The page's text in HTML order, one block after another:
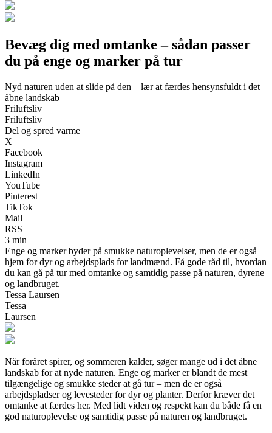
Bevæg dig med omtanke – sådan passer
du på enge og marker på tur
Nyd naturen uden at slide på den – lær at færdes hensynsfuldt i det
åbne landskab
Friluftsliv
Friluftsliv
Del og spred varme
X
Facebook
Instagram
LinkedIn
YouTube
Pinterest
TikTok
Mail
RSS
3 min
Enge og marker byder på smukke naturoplevelser, men de er også
hjem for dyr og arbejdsplads for landmænd. Få gode råd til, hvordan
du kan gå på tur med omtanke og samtidig passe på naturen, dyrene
og landbruget.
Tessa Laursen
Tessa
Laursen
Når foråret spirer, og sommeren kalder, søger mange ud i det åbne
landskab for at nyde naturen. Enge og marker er blandt de mest
tilgængelige og smukke steder at gå tur – men de er også
arbejdspladser og levesteder for dyr og planter. Derfor kræver det
omtanke at færdes her. Med lidt viden og respekt kan du både få en
god naturoplevelse og samtidig passe på naturen og landbruget.